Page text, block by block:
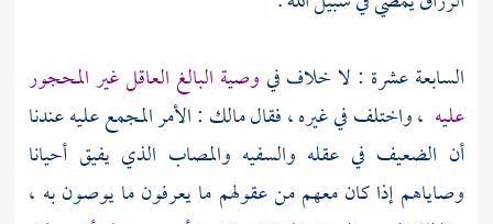
السابعة عشرة : لا خلاف فيوصية البالغ العاقل غير المحجور
عليه ، واختلف في غيره ، فقالمالك : الأمر المجمع عليه عندنا
أن الضعيف في عقله والسفيه والمصاب الذي يفيق أحيانا
وصاياهم إذا كان معهم من عقولهم ما يعرفون ما يوصون به ،